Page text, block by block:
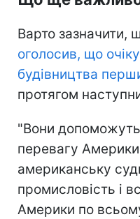
Варто зазначити,
оголосив, що
будівництва
протягом
"Вони допоможуть
перевагу
американську
промисловість і
Америки по